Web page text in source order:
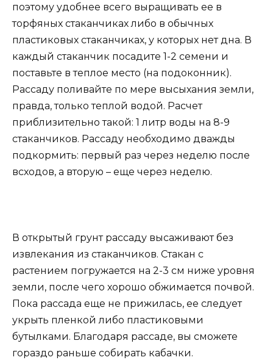
поэтому удобнее всего выращивать ее в
торфяных стаканчиках либо в обычных
пластиковых стаканчиках, у которых нет дна. В
каждый стаканчик посадите 1-2 семени и
поставьте в теплое место (на подоконник).
Рассаду поливайте по мере высыхания земли,
правда, только теплой водой. Расчет
приблизительно такой: 1 литр воды на 8-9
стаканчиков. Рассаду необходимо дважды
подкормить: первый раз через неделю после
всходов, а вторую – еще через неделю.
В открытый грунт рассаду высаживают без
извлекания из стаканчиков. Стакан с
растением погружается на 2-3 см ниже уровня
земли, после чего хорошо обжимается почвой.
Пока рассада еще не прижилась, ее следует
укрыть пленкой либо пластиковыми
бутылками. Благодаря рассаде, вы сможете
гораздо раньше собирать кабачки.